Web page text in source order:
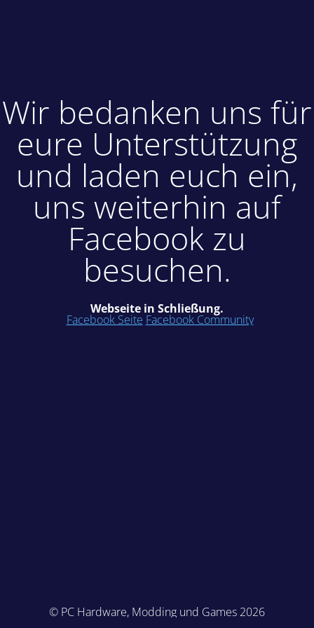
Wir bedanken uns für
eure Unterstützung
und laden euch ein,
uns weiterhin auf
Facebook zu
besuchen.
Webseite in Schließung.
Facebook Seite Facebook Community
© PC Hardware, Modding und Games 2026